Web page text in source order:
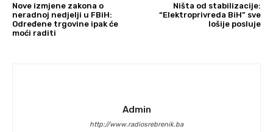
Nove izmjene zakona o
neradnoj nedjelji u FBiH:
Određene trgovine ipak će
moći raditi
Ništa od stabilizacije:
“Elektroprivreda BiH” sve
lošije posluje
Admin
http://www.radiosrebrenik.ba